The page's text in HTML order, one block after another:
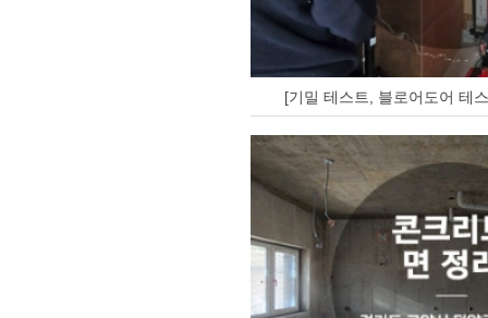
[기밀 테스트, 블로어도어 테